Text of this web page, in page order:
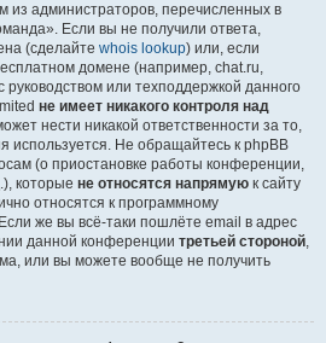
из администраторов, перечисленных в
Если вы не получили ответа,
(сделайте whois lookup) или, если
домене (например, chat.ru,
руководством или техподдержкой данного
не имеет никакого контроля над
нести никакой ответственности за то,
используется. Не обращайтесь к phpBB
(о приостановке работы конференции,
которые не относятся напрямую к сайту
относятся к программному
же вы всё-таки пошлёте email в адрес
данной конференции третьей стороной,
или вы можете вообще не получить